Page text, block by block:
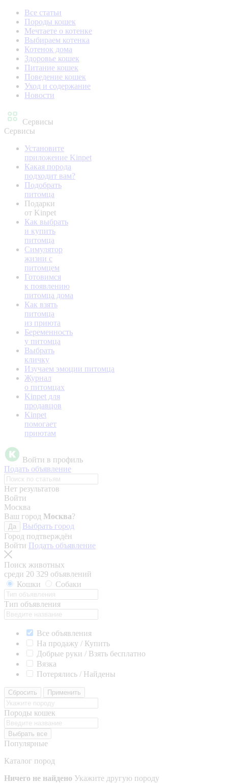
Все статьи
Породы кошек
Мечтаете о котенке
Выбираем котенка
Котенок дома
Здоровье кошек
Питание кошек
Поведение кошек
Уход и содержание
Новости
Сервисы
Сервисы
Установите
приложение Kinpet
Какая порода
подходит вам?
Подобрать
питомца
Подарки
от Kinpet
Как выбрать
и купить
питомца
Симулятор
жизни с
питомцем
Готовимся
к появлению
питомца дома
Как взять
питомца
из приюта
Беременность
у питомца
Выбрать
кличку
Изучаем эмоции питомца
Журнал
о питомцах
Kinpet для
продавцов
Kinpet
помогает
приютам
Войти в профиль
Подать объявление
Нет результатов
Войти
Москва
Ваш город Москва?
Да
Выбрать город
Город подтверждён
Войти Подать объявление
Поиск животных
среди 20 329 объявлений
Кошки
Собаки
Тип объявления
Все объявления
На продажу / Купить
Добрые руки / Взять бесплатно
Вязка
Потерялись / Найдены
Сбросить Применить
Породы кошек
Выбрать все
Популярные
Каталог пород
Ничего не найдено Укажите другую породу